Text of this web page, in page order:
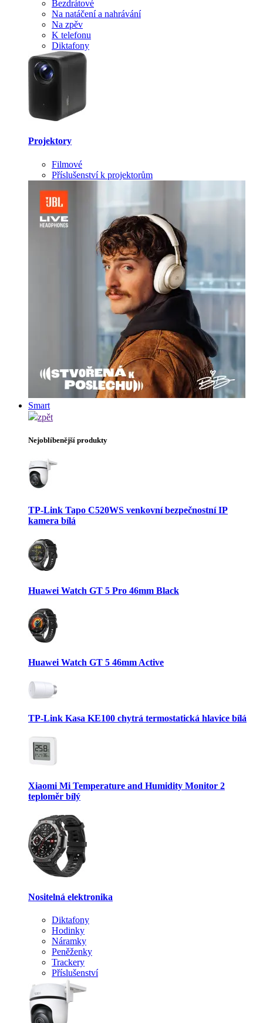
Bezdrátové
Na natáčení a nahrávání
Na zpěv
K telefonu
Diktafony
Projektory
Filmové
Příslušenství k projektorům
Smart
zpět
Nejoblíbenější produkty
TP-Link Tapo C520WS venkovní bezpečnostní IP
kamera bílá
Huawei Watch GT 5 Pro 46mm Black
Huawei Watch GT 5 46mm Active
TP-Link Kasa KE100 chytrá termostatická hlavice bílá
Xiaomi Mi Temperature and Humidity Monitor 2
teploměr bílý
Nositelná elektronika
Diktafony
Hodinky
Náramky
Peněženky
Trackery
Příslušenství